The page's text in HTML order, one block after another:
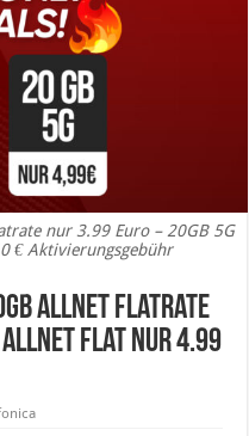
nur 3.99 Euro – 20GB 5G
€ Aktivierungsgebühr
Allnet Flatrate
Allnet Flat nur 4.99